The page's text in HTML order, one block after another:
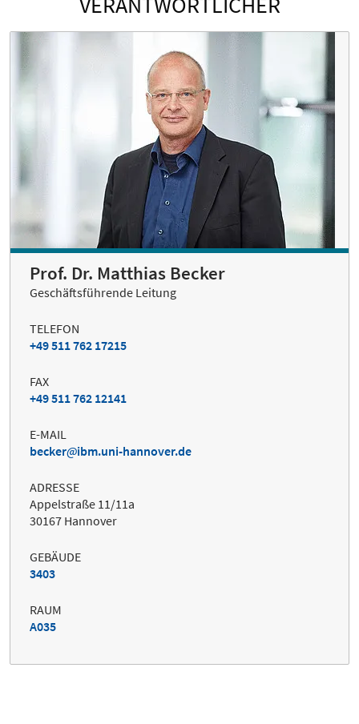
Prof. Dr. Matthias Becker
Geschäftsführende Leitung
TELEFON
+49 511 762 17215
FAX
+49 511 762 12141
E-MAIL
becker
ibm.uni-hannover.de
ADRESSE
Appelstraße 11/11a
30167 Hannover
GEBÄUDE
3403
RAUM
A035